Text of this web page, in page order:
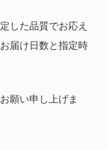
した品質でお応え
届け日数と指定時
願い申し上げま